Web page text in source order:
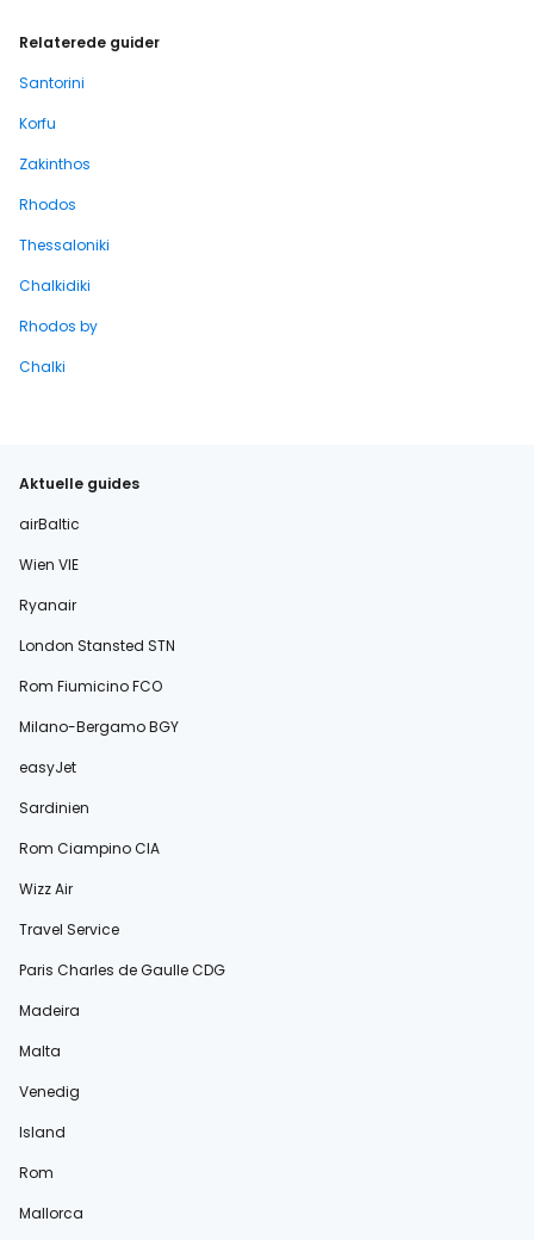
Relaterede guider
Santorini
Korfu
Zakinthos
Rhodos
Thessaloniki
Chalkidiki
Rhodos by
Chalki
Aktuelle guides
airBaltic
Wien VIE
Ryanair
London Stansted STN
Rom Fiumicino FCO
Milano-Bergamo BGY
easyJet
Sardinien
Rom Ciampino CIA
Wizz Air
Travel Service
Paris Charles de Gaulle CDG
Madeira
Malta
Venedig
Island
Rom
Mallorca